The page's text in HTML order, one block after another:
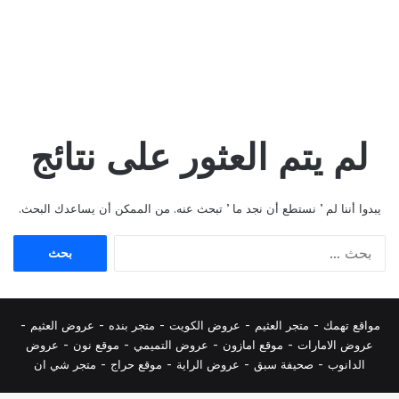
لم يتم العثور على نتائج
يبدوا أننا لم ’ نستطع أن نجد ما ’ تبحث عنه. من الممكن أن يساعدك البحث.
مواقع تهمك - متجر العثيم - عروض الكويت - متجر بنده - عروض العثيم -
عروض الامارات - موقع امازون - عروض التميمي - موقع نون - عروض
الدانوب - صحيفة سبق - عروض الراية - موقع حراج - متجر شي ان